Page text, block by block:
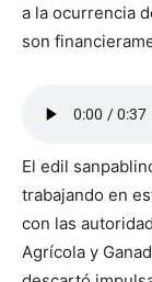
a la ocurrencia
son
El edil
trabajando en
con las
Agrícola y